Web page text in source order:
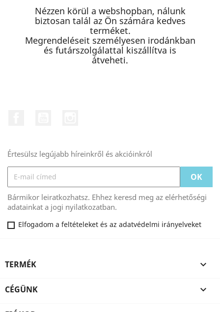
Nézzen körül a webshopban, nálunk
biztosan talál az Ön számára kedves
terméket.
Megrendeléseit személyesen irodánkban
és futárszolgálattal kiszállítva is
átveheti.
Értesülsz legújabb híreinkről és akcióinkról
Bármikor leiratkozhatsz. Ehhez keresd meg az elérhetőségi
adatainkat a jogi nyilatkozatban.
Elfogadom a feltételeket és az adatvédelmi irányelveket
TERMÉK 
CÉGÜNK 